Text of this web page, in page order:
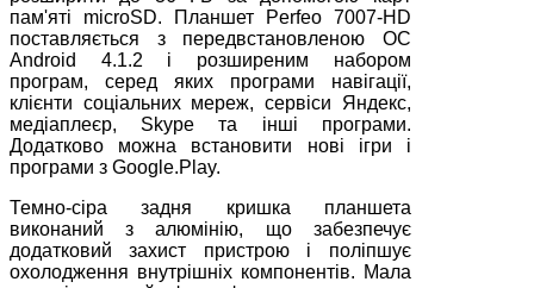
пам'яті microSD. Планшет Perfeo 7007-HD
поставляється з передвстановленою ОС
Android 4.1.2 і розширеним набором
програм, серед яких програми навігації,
клієнти соціальних мереж, сервіси Яндекс,
медіаплеєр, Skype та інші програми.
Додатково можна встановити нові ігри і
програми з Google.Play.
Темно-сіра задня кришка планшета
виконаний з алюмінію, що забезпечує
додатковий захист пристрою і поліпшує
охолодження внутрішніх компонентів. Мала